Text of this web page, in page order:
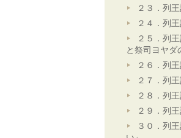
２３．列
２４．列
２５．列
と祭司ヨヤダ
２６．列
２７．列
２８．列
２９．列
３０．列